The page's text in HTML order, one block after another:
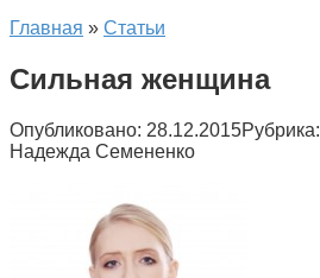
Главная » Статьи
Сильная женщина
Опубликовано: 28.12.2015Рубрика:
Надежда Семененко